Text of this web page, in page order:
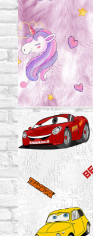
Türkçe(